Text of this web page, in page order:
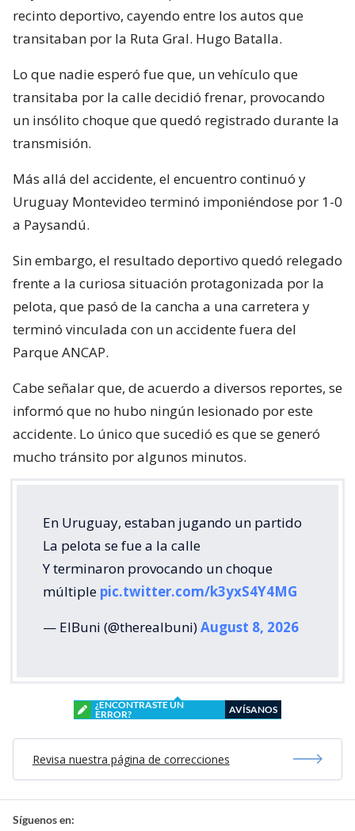
recinto deportivo, cayendo entre los autos que
transitaban por la Ruta Gral. Hugo Batalla.
Lo que nadie esperó fue que, un vehículo que
transitaba por la calle decidió frenar, provocando
un insólito choque que quedó registrado durante la
transmisión.
Más allá del accidente, el encuentro continuó y
Uruguay Montevideo terminó imponiéndose por 1-0
a Paysandú.
Sin embargo, el resultado deportivo quedó relegado
frente a la curiosa situación protagonizada por la
pelota, que pasó de la cancha a una carretera y
terminó vinculada con un accidente fuera del
Parque ANCAP.
Cabe señalar que, de acuerdo a diversos reportes, se
informó que no hubo ningún lesionado por este
accidente. Lo único que sucedió es que se generó
mucho tránsito por algunos minutos.
En Uruguay, estaban jugando un partido
La pelota se fue a la calle
Y terminaron provocando un choque
múltiple pic.twitter.com/k3yxS4Y4MG
— ElBuni (@therealbuni)August 8, 2026
¿ENCONTRASTE UN
ERROR?
AVÍSANOS
Revisa nuestra página de correcciones
Síguenos en: